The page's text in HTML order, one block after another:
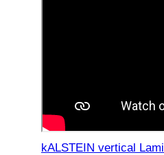
kALSTEIN vertical